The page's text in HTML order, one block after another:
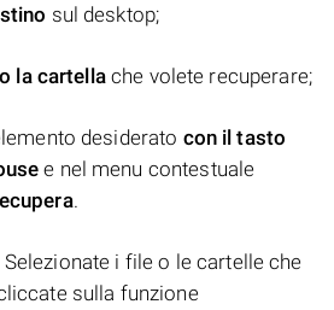
sul desktop;
la cartellache volete recuperare;
desiderato con il tasto
e nel menu contestuale
.
Selezionate i file o le cartelle che
sulla funzione